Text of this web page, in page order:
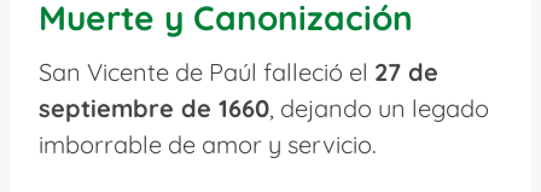
Muerte y Canonización
San Vicente de Paúl falleció el 27 de
septiembre de 1660, dejando un legado
imborrable de amor y servicio.